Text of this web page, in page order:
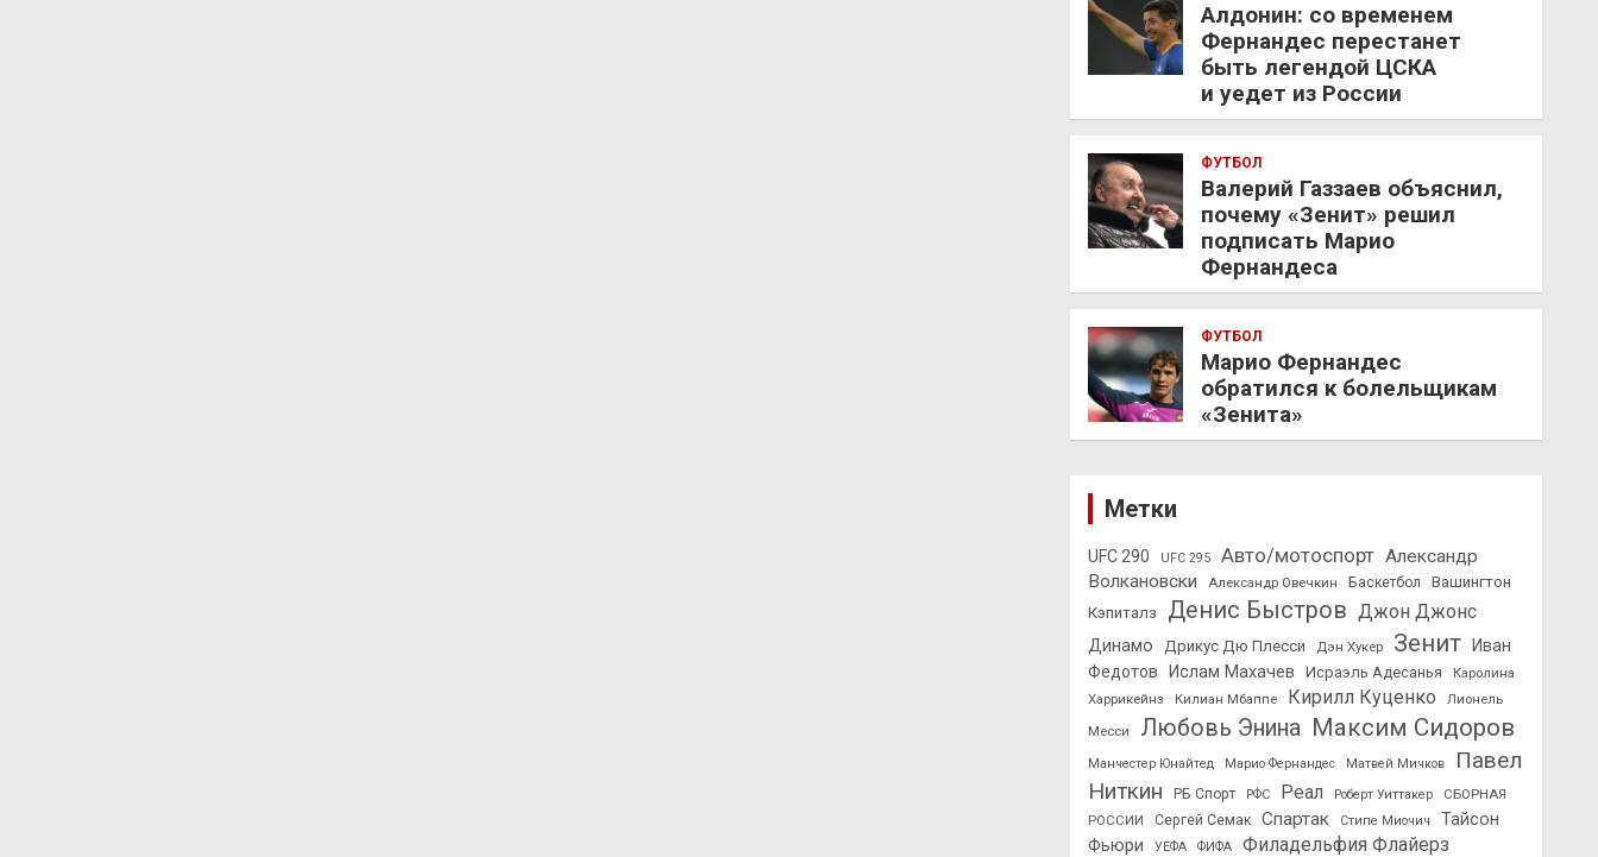
Алдонин: со временем
Фернандес перестанет
быть легендой ЦСКА
и уедет из России
ФУТБОЛ
Валерий Газзаев объяснил,
почему «Зенит» решил
подписать Марио
Фернандеса
ФУТБОЛ
Марио Фернандес
обратился к болельщикам
«Зенита»
Метки
UFC 290 UFC 295 Авто/мотоспорт Александр
Волкановски
Александр Овечкин Баскетбол
Вашингтон
Кэпиталз
Денис Быстров Джон Джонс
Динамо Дрикус Дю Плесси Дэн Хукер Зенит
Иван
Федотов
Ислам Махачев Исраэль Адесанья
Каролина
Харрикейнз
Килиан Мбаппе Кирилл Куценко
Лионель
Месси
Любовь Энина Максим Сидоров
Манчестер Юнайтед Марио Фернандес Матвей Мичков
Павел
Ниткин
РБ Спорт РФС Реал Роберт Уиттакер
СБОРНАЯ
РОССИИ
Сергей Семак Спартак Стипе Миочич
Тайсон
Фьюри
УЕФА ФИФА Филадельфия Флайерз